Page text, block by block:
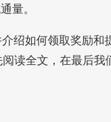
量。
绍如何领取奖励和
读全文，在最后我